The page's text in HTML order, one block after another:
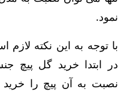
نمود.
با توجه به این نکته
در ابتدا خرید گل پیچ
نصبت به آن پیچ را